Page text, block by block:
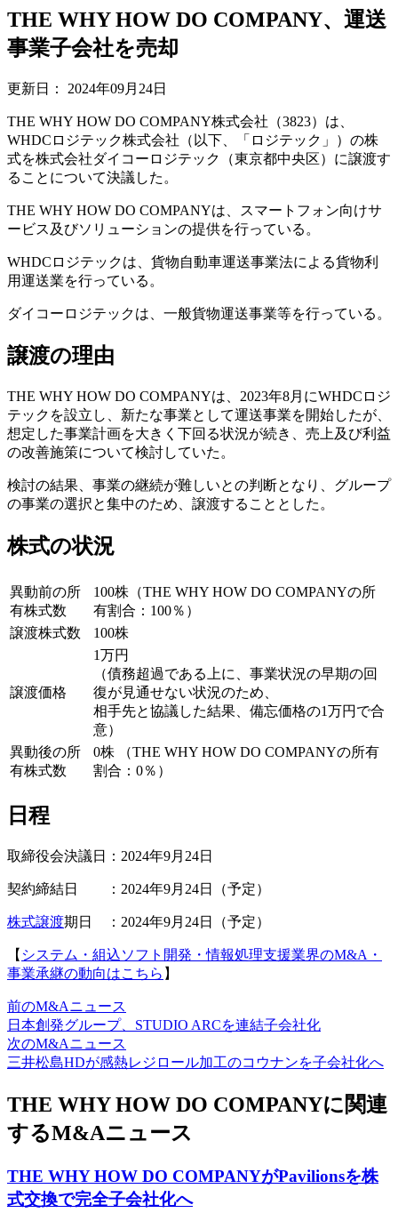
THE WHY HOW DO COMPANY、運送
事業子会社を売却
更新日： 2024年09月24日
THE WHY HOW DO COMPANY株式会社（3823）は、
WHDCロジテック株式会社（以下、「ロジテック」）の株
式を株式会社ダイコーロジテック（東京都中央区）に譲渡す
ることについて決議した。
THE WHY HOW DO COMPANYは、スマートフォン向けサ
ービス及びソリューションの提供を行っている。
WHDCロジテックは、貨物自動車運送事業法による貨物利
用運送業を行っている。
ダイコーロジテックは、一般貨物運送事業等を行っている。
譲渡の理由
THE WHY HOW DO COMPANYは、2023年8月にWHDCロジ
テックを設立し、新たな事業として運送事業を開始したが、
想定した事業計画を大きく下回る状況が続き、売上及び利益
の改善施策について検討していた。
検討の結果、事業の継続が難しいとの判断となり、グループ
の事業の選択と集中のため、譲渡することとした。
株式の状況
異動前の所
有株式数
100株（THE WHY HOW DO COMPANYの所
有割合：100％）
譲渡株式数
100株
譲渡価格
1万円
（債務超過である上に、事業状況の早期の回
復が見通せない状況のため、
相手先と協議した結果、備忘価格の1万円で合
意）
異動後の所
有株式数
0株 （THE WHY HOW DO COMPANYの所有
割合：0％）
日程
取締役会決議日：2024年9月24日
契約締結日 ：2024年9月24日（予定）
株式譲渡期日 ：2024年9月24日（予定）
【 システム・組込ソフト開発・情報処理支援業界のM&A・
事業承継の動向はこちら 】
前のM&Aニュース
日本創発グループ、STUDIO ARCを連結子会社化
次のM&Aニュース
三井松島HDが感熱レジロール加工のコウナンを子会社化へ
THE WHY HOW DO COMPANYに関連
するM&Aニュース
THE WHY HOW DO COMPANYがPavilionsを株
式交換で完全子会社化へ